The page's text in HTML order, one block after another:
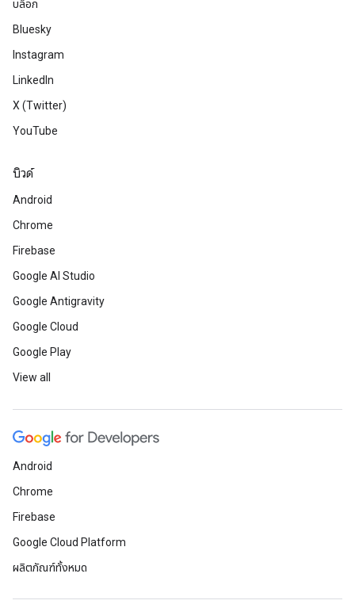
บล็อก
Bluesky
Instagram
LinkedIn
X (Twitter)
YouTube
บิวด์
Android
Chrome
Firebase
Google AI Studio
Google Antigravity
Google Cloud
Google Play
View all
Android
Chrome
Firebase
Google Cloud Platform
ผลิตภัณฑ์ทั้งหมด